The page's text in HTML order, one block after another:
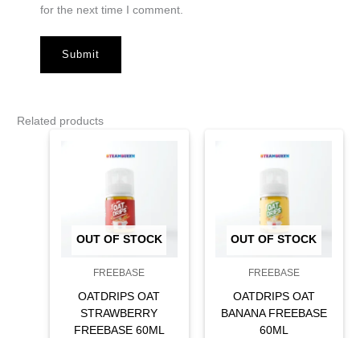
for the next time I comment.
Related products
OUT OF STOCK
FREEBASE
OATDRIPS OAT
STRAWBERRY
FREEBASE 60ML
OUT OF STOCK
FREEBASE
OATDRIPS OAT
BANANA FREEBASE
60ML